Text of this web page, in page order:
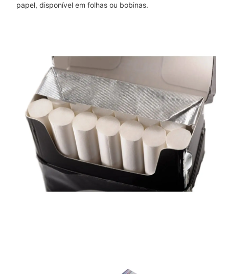
papel, disponível em folhas ou bobinas.